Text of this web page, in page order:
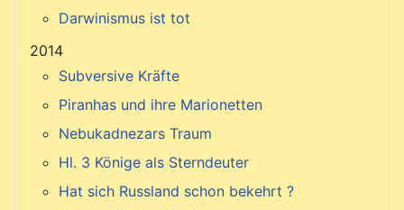
Darwinismus ist tot
2014
Subversive Kräfte
Piranhas und ihre Marionetten
Nebukadnezars Traum
Hl. 3 Könige als Sterndeuter
Hat sich Russland schon bekehrt ?